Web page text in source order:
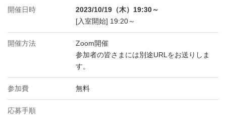
開催日時
2023/10/19（木）19:30～
[入室開始] 19:20～
開催方法
Zoom開催
参加者の皆さまには別途URLをお送りしま
す。
参加費 無料
応募手順